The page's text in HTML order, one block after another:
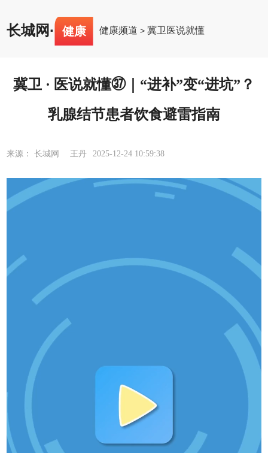
长城网· 健康 健康频道 >冀卫医说就懂
冀卫 · 医说就懂㊲｜“进补”变“进坑”？
乳腺结节患者饮食避雷指南
来源： 长城网 王丹 2025-12-24 10:59:38